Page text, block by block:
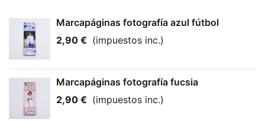
Marcapáginas fotografía azul fútbol
2,90 € (impuestos inc.)
Marcapáginas fotografía fucsia
2,90 € (impuestos inc.)